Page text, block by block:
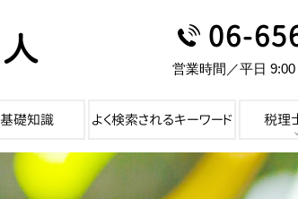
06-
営業時間／平日
基礎知識 よく検索されるキーワード 税理